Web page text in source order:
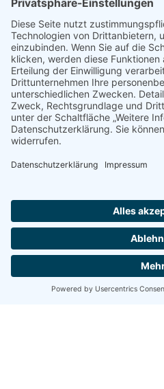
© 2022 - 2026 Dr. Christina